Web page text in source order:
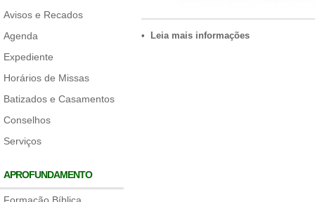
Avisos e Recados
Agenda
Expediente
Horários de Missas
Batizados e Casamentos
Conselhos
Serviços
APROFUNDAMENTO
• Leia mais informações